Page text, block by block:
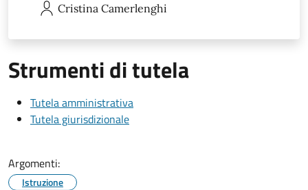
Cristina Camerlenghi
Strumenti di tutela
Tutela amministrativa
Tutela giurisdizionale
Argomenti:
Istruzione